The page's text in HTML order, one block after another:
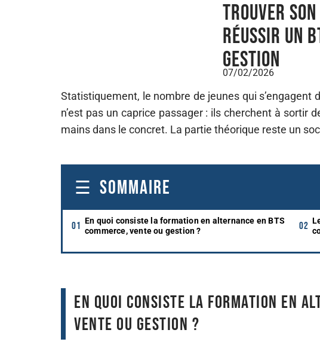
Trouver
réussir un
gestion
07/02/2026
Statistiquement, le nombre de jeunes qui s’engagent
n’est pas un caprice passager : ils cherchent à sortir
mains dans le concret. La partie théorique reste un
SOMMAIRE
En quoi consiste la formation en alternance en BTS
commerce, vente ou gestion ?
En quoi consiste la formation en
vente ou gestion ?